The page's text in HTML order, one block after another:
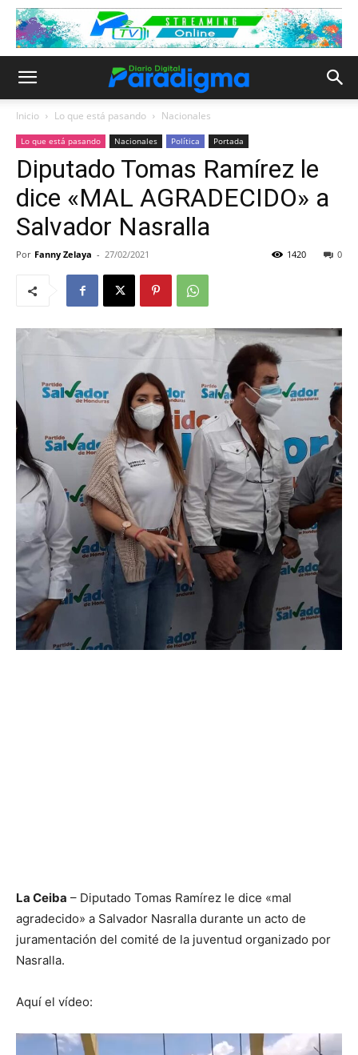
Inicio Lo que está pasando Nacionales
Lo que está pasando Nacionales Política Portada
Diputado Tomas Ramírez le
dice «MAL AGRADECIDO» a
Salvador Nasralla
Por Fanny Zelaya - 27/02/2021 0
1420
La Ceiba – Diputado Tomas Ramírez le dice «mal
agradecido» a Salvador Nasralla durante un acto de
juramentación del comité de la juventud organizado por
Nasralla.
Aquí el vídeo: